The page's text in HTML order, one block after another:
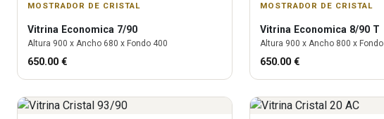
MOSTRADOR DE CRISTAL
Vitrina Economica 7/90
Altura 900 x Ancho 680 x Fondo 400
650.00 €
MOSTRADOR DE CRISTAL
Vitrina Economica 8/90 T
Altura 900 x Ancho 800 x Fondo
650.00 €